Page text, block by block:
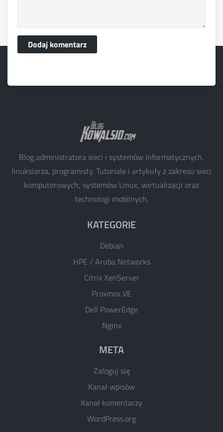
Dodaj komentarz
Blog administratora sieci i systemów informatycznych,
linuksiarza, programisty. Tutoriale i artykuły z zakresu sieci
komputerowych, systemów Linux, wirtualizacji oraz
technologi mobilnych.
KATEGORIE
Debian
HPE / Aruba Networks
Citrix XenServer
Proxmox VE
Dell PowerEdge
Nginx
META
Zaloguj się
Kanał wpisów
Kanał komentarzy
WordPress.org